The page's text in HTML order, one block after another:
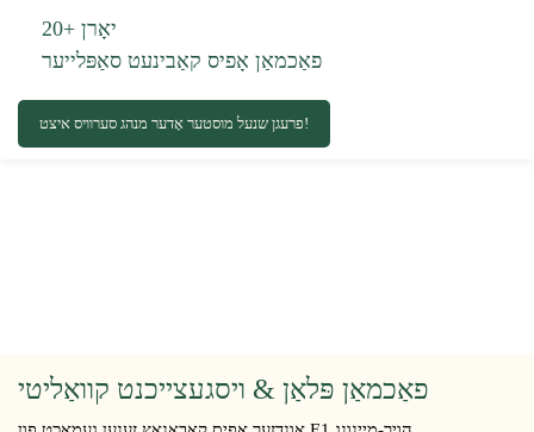
20+ יאָרן
פאַכמאַן אָפיס קאַבינעט סאַפּלייער
פרעגן שנעל מוסטער אָדער מנהג סערוויס איצט!
פאַכמאַן פּלאַן & ויסגעצייכנט קוואַליטי